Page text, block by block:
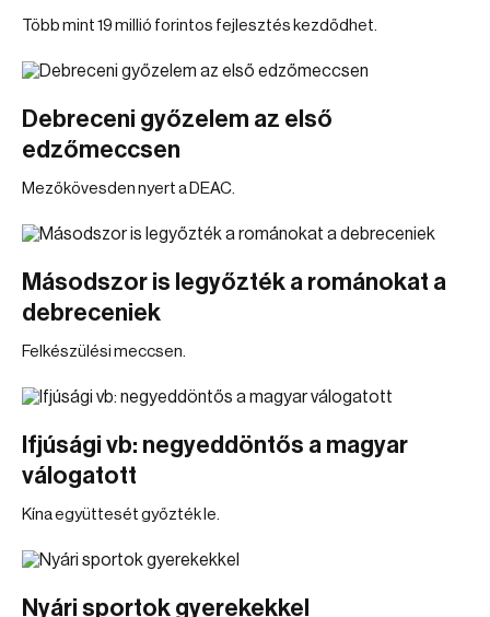
Több mint 19 millió forintos fejlesztés kezdődhet.
Debreceni győzelem az első
edzőmeccsen
Mezőkövesden nyert a DEAC.
Másodszor is legyőzték a románokat a
debreceniek
Felkészülési meccsen.
Ifjúsági vb: negyeddöntős a magyar
válogatott
Kína együttesét győzték le.
Nyári sportok gyerekekkel